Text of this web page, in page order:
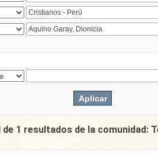
1 resultados de la comunidad: